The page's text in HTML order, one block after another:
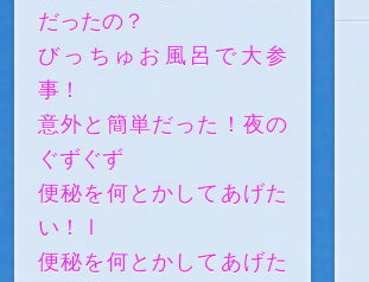
だったの？
びっちゅお風呂で大参
事！
意外と簡単だった！夜の
ぐずぐず
便秘を何とかしてあげた
い！Ⅰ
便秘を何とかしてあげた